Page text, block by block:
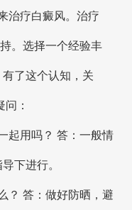
治疗白癜风。治疗
。选择一个经验丰
了这个认知，关
：
起用吗？ 答：一般情
下进行。
？ 答：做好防晒，避